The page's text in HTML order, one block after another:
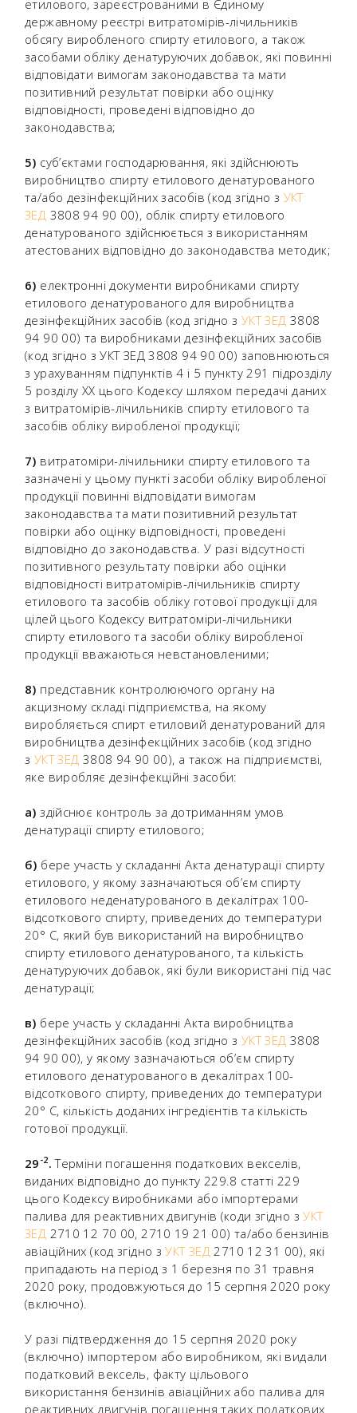
етилового, зареєстрованими в Єдиному
державному реєстрі витратомірів-лічильників
обсягу виробленого спирту етилового, а також
засобами обліку денатуруючих добавок, які повинні
відповідати вимогам законодавства та мати
позитивний результат повірки або оцінку
відповідності, проведені відповідно до
законодавства;
5) суб’єктами господарювання, які здійснюють
виробництво спирту етилового денатурованого
та/або дезінфекційних засобів (код згідно з УКТ
ЗЕД 3808 94 90 00), облік спирту етилового
денатурованого здійснюється з використанням
атестованих відповідно до законодавства методик;
6) електронні документи виробниками спирту
етилового денатурованого для виробництва
дезінфекційних засобів (код згідно з УКТ ЗЕД 3808
94 90 00) та виробниками дезінфекційних засобів
(код згідно з УКТ ЗЕД 3808 94 90 00) заповнюються
з урахуванням підпунктів 4 і 5 пункту 291 підрозділу
5 розділу XX цього Кодексу шляхом передачі даних
з витратомірів-лічильників спирту етилового та
засобів обліку виробленої продукції;
7) витратоміри-лічильники спирту етилового та
зазначені у цьому пункті засоби обліку виробленої
продукції повинні відповідати вимогам
законодавства та мати позитивний результат
повірки або оцінку відповідності, проведені
відповідно до законодавства. У разі відсутності
позитивного результату повірки або оцінки
відповідності витратомірів-лічильників спирту
етилового та засобів обліку готової продукції для
цілей цього Кодексу витратоміри-лічильники
спирту етилового та засоби обліку виробленої
продукції вважаються невстановленими;
8) представник контролюючого органу на
акцизному складі підприємства, на якому
виробляється спирт етиловий денатурований для
виробництва дезінфекційних засобів (код згідно
з УКТ ЗЕД 3808 94 90 00), а також на підприємстві,
яке виробляє дезінфекційні засоби:
а) здійснює контроль за дотриманням умов
денатурації спирту етилового;
б) бере участь у складанні Акта денатурації спирту
етилового, у якому зазначаються об’єм спирту
етилового неденатурованого в декалітрах 100-
відсоткового спирту, приведених до температури
20° С, який був використаний на виробництво
спирту етилового денатурованого, та кількість
денатуруючих добавок, які були використані під час
денатурації;
в) бере участь у складанні Акта виробництва
дезінфекційних засобів (код згідно з УКТ ЗЕД 3808
94 90 00), у якому зазначаються об’єм спирту
етилового денатурованого в декалітрах 100-
відсоткового спирту, приведених до температури
20° С, кількість доданих інгредієнтів та кількість
готової продукції.
29 -2. Терміни погашення податкових векселів,
виданих відповідно до пункту 229.8 статті 229
цього Кодексу виробниками або імпортерами
палива для реактивних двигунів (коди згідно з УКТ
ЗЕД 2710 12 70 00, 2710 19 21 00) та/або бензинів
авіаційних (код згідно зУКТ ЗЕД 2710 12 31 00), які
припадають на період з 1 березня по 31 травня
2020 року, продовжуються до 15 серпня 2020 року
(включно).
У разі підтвердження до 15 серпня 2020 року
(включно) імпортером або виробником, які видали
податковий вексель, факту цільового
використання бензинів авіаційних або палива для
реактивних двигунів погашення таких податкових